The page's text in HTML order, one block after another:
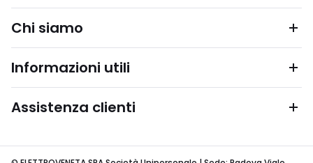
Chi siamo
Informazioni utili
Assistenza clienti